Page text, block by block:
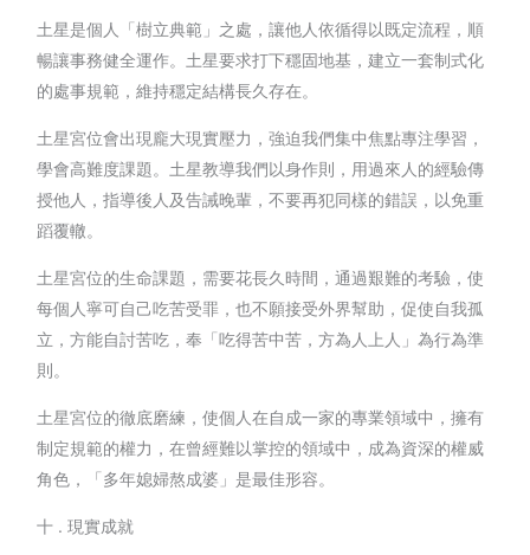
土星是個人「樹立典範」之處，讓他人依循得以既定流程，順
暢讓事務健全運作。土星要求打下穩固地基，建立一套制式化
的處事規範，維持穩定結構長久存在。
土星宮位會出現龐大現實壓力，強迫我們集中焦點專注學習，
學會高難度課題。土星教導我們以身作則，用過來人的經驗傳
授他人，指導後人及告誡晚輩，不要再犯同樣的錯誤，以免重
蹈覆轍。
土星宮位的生命課題，需要花長久時間，通過艱難的考驗，使
每個人寧可自己吃苦受罪，也不願接受外界幫助，促使自我孤
立，方能自討苦吃，奉「吃得苦中苦，方為人上人」為行為準
則。
土星宮位的徹底磨練，使個人在自成一家的專業領域中，擁有
制定規範的權力，在曾經難以掌控的領域中，成為資深的權威
角色，「多年媳婦熬成婆」是最佳形容。
十 . 現實成就